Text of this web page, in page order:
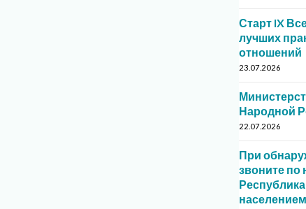
Старт IX
лучших
отношений
23.07.2026
Народной
22.07.2026
При
звоните по